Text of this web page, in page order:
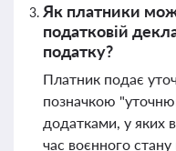
Як платники
податковій
податку?
Платник подає
позначкою
додатками, у яких
час воєнного